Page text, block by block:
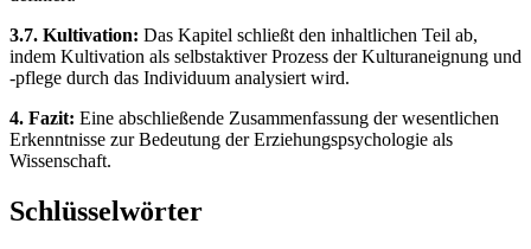
3.7. Kultivation: Das Kapitel schließt den inhaltlichen Teil ab,
indem Kultivation als selbstaktiver Prozess der Kulturaneignung und
-pflege durch das Individuum analysiert wird.
4. Fazit: Eine abschließende Zusammenfassung der wesentlichen
Erkenntnisse zur Bedeutung der Erziehungspsychologie als
Wissenschaft.
Schlüsselwörter